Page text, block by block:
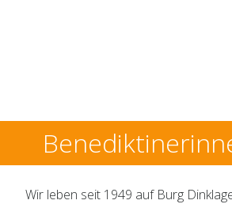
Wir leben seit 1949 auf Burg